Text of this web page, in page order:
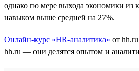
однако по мере выхода экономики из
навыком выше средней на 27%.
Онлайн-курс «HR-аналитика» от
hh.ru — они делятся опытом и